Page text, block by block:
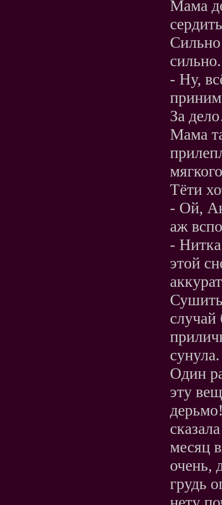
Мама
Сильно
сильно.
- Ну,
За
Мама
Тёти
- Ой,
аж
-
этой
Один
эту
месяц
очень,
грудь